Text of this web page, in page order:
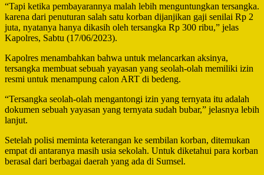
“Tapi ketika pembayarannya malah lebih menguntungkan tersangka.
karena dari penuturan salah satu korban dijanjikan gaji senilai Rp 2
juta, nyatanya hanya dikasih oleh tersangka Rp 300 ribu,” jelas
Kapolres, Sabtu (17/06/2023).
Kapolres menambahkan bahwa untuk melancarkan aksinya,
tersangka membuat sebuah yayasan yang seolah-olah memiliki izin
resmi untuk menampung calon ART di bedeng.
“Tersangka seolah-olah mengantongi izin yang ternyata itu adalah
dokumen sebuah yayasan yang ternyata sudah bubar,” jelasnya lebih
lanjut.
Setelah polisi meminta keterangan ke sembilan korban, ditemukan
empat di antaranya masih usia sekolah. Untuk diketahui para korban
berasal dari berbagai daerah yang ada di Sumsel.